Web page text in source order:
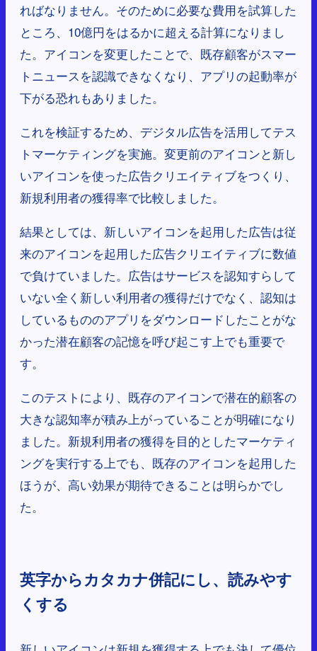
ればなりません。そのために必要な費用を試算した
ところ、10億円をはるかに超える計算になりまし
た。アイコンを変更したことで、既存顧客がスマー
トニュースを認識できなくなり、アプリの起動率が
下がる恐れもありました。
これを検証するため、デジタル広告を活用してテス
トマーケティングを実施。変更前のアイコンと新し
いアイコンを使った広告クリエイティブをつくり、
新規利用者の獲得率で比較しました。
結果としては、新しいアイコンを起用した広告は従
来のアイコンを起用した広告クリエイティブに数値
で負けていました。広告はサービスを認知すらして
いない全く新しい利用者の獲得だけでなく、認知は
しているもののアプリをダウンロードしたことがな
かった潜在顧客の記憶を呼び起こす上でも重要で
す。
このテストにより、既存のアイコンで潜在的顧客の
大きな認知率が積み上がっていることが明確になり
ました。新規利用者の獲得を目的としたマーケティ
ングを実行する上でも、既存のアイコンを起用した
ほうが、高い効果が期待できることは明らかでし
た。
英字からカタカナ併記にし、読みやす
くする